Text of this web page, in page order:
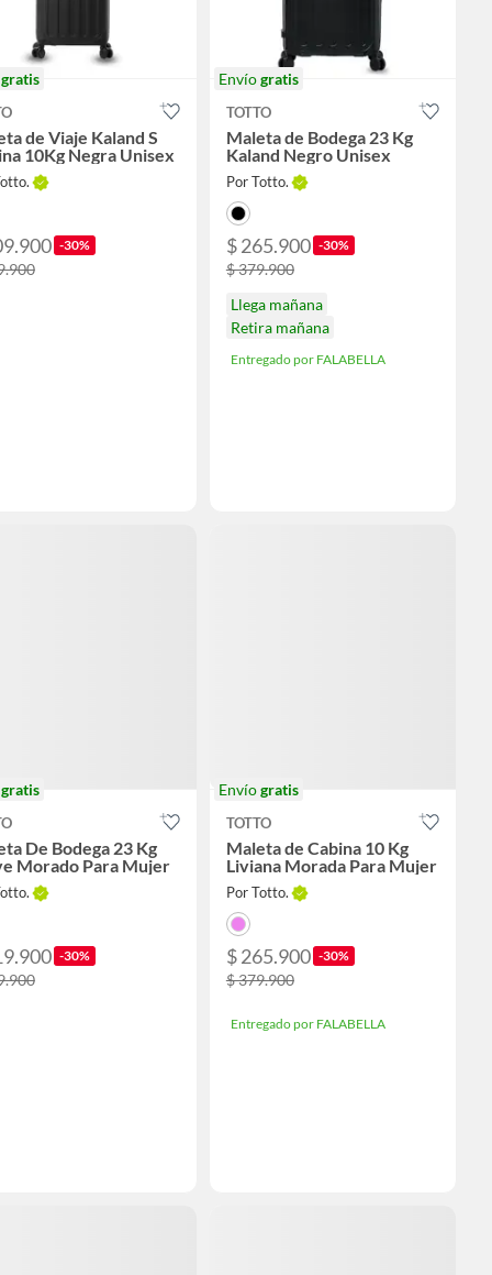
gratis
de Viaje Kaland S
10Kg Negra Unisex
-30%
Envíogratis
TOTTO
Maleta de Bodega 23 Kg
Kaland Negro Unisex
Por Totto.
$ 265.900 -30%
$ 379.900
Llega mañana
Retira mañana
Entregado por FALABELLA
gratis
De Bodega 23 Kg
Morado Para Mujer
-30%
Envíogratis
TOTTO
Maleta de Cabina 10 Kg
Liviana Morada Para Mujer
Por Totto.
$ 265.900 -30%
$ 379.900
Entregado por FALABELLA